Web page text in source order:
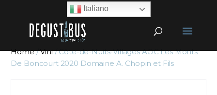
Home/Vini/ Côte-de-Nuits-Villages AOC Les Monts
De Boncourt 2020 Domaine A. Chopin et Fils
Italiano